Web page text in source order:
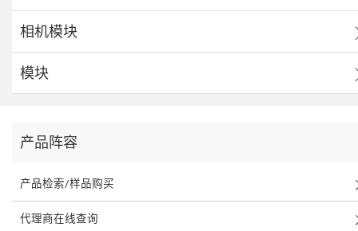
相机模块
模块
产品阵容
产品检索/样品购买
代理商在线查询